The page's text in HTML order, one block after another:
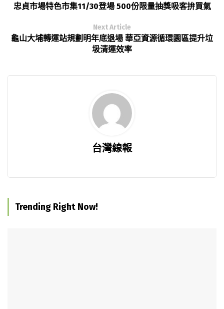
忠貞市場特色市集11/30登場 500份限量抽獎吸客拚買氣
Next Article
龜山大埔轉運站規劃明年底退場 華亞資源循環園區提升垃
圾清運效率
台灣線報
Trending Right Now!